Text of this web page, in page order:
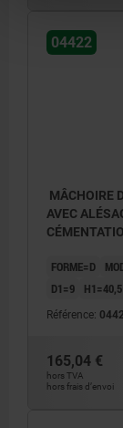
04422
MÂCHOIRE
AVEC
FORME=D
D1=9
H1=40,5
Référence:
165,04 €
hors TVA
hors frais d’envoi